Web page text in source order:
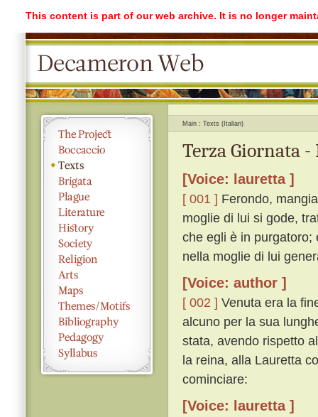
This content is part of our web archive. It is no longer
Main Texts (Italian)
Terza Giornata -
[Voice: lauretta ]
[ 001 ] Ferondo,
moglie di lui si gode,
che egli è in purgatoro;
nella moglie di lui
[Voice: author ]
[ 002 ] Venuta era la
alcuno per la sua
stata, avendo rispetto
la reina, alla Lauretta
cominciare:
[Voice: lauretta ]